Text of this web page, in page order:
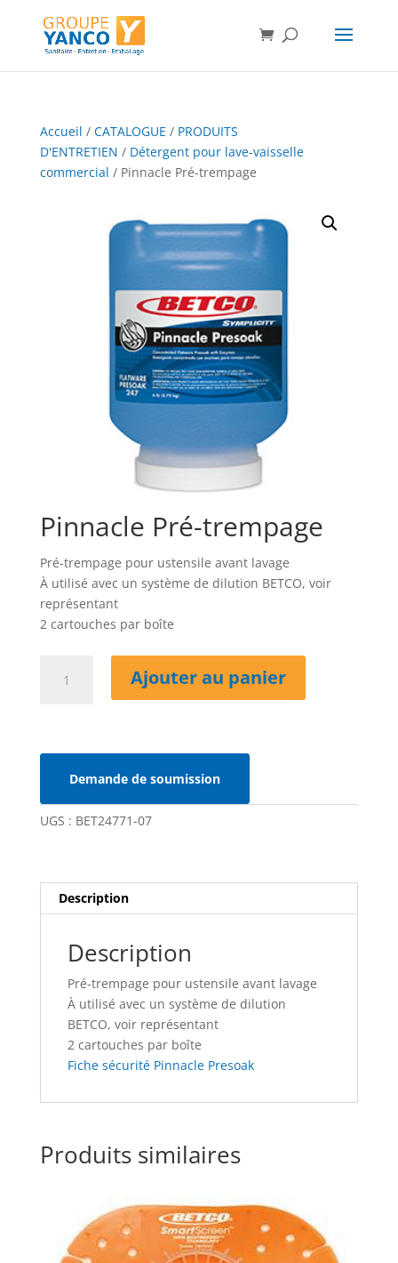
Accueil / CATALOGUE / PRODUITS
D'ENTRETIEN / Détergent pour lave-vaisselle
commercial / Pinnacle Pré-trempage
Pinnacle Pré-trempage
Pré-trempage pour ustensile avant lavage
À utilisé avec un système de dilution BETCO, voir
représentant
2 cartouches par boîte
Ajouter au panier
Demande de soumission
UGS : BET24771-07
Description
Description
Pré-trempage pour ustensile avant lavage
À utilisé avec un système de dilution
BETCO, voir représentant
2 cartouches par boîte
Fiche sécurité Pinnacle Presoak
Produits similaires